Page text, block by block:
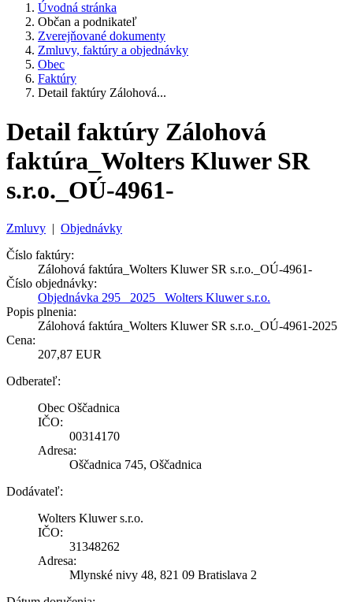
Úvodná stránka
Občan a podnikateľ
Zverejňované dokumenty
Zmluvy, faktúry a objednávky
Obec
Faktúry
Detail faktúry Zálohová...
Detail faktúry Zálohová
faktúra_Wolters Kluwer SR
s.r.o._OÚ-4961-
Zmluvy | Objednávky
Číslo faktúry:
Zálohová faktúra_Wolters Kluwer SR s.r.o._OÚ-4961-
Číslo objednávky:
Objednávka 295_ 2025_ Wolters Kluwer s.r.o.
Popis plnenia:
Zálohová faktúra_Wolters Kluwer SR s.r.o._OÚ-4961-2025
Cena:
207,87 EUR
Odberateľ:
Obec Oščadnica
IČO:
00314170
Adresa:
Oščadnica 745, Oščadnica
Dodávateľ:
Wolters Kluwer s.r.o.
IČO:
31348262
Adresa:
Mlynské nivy 48, 821 09 Bratislava 2